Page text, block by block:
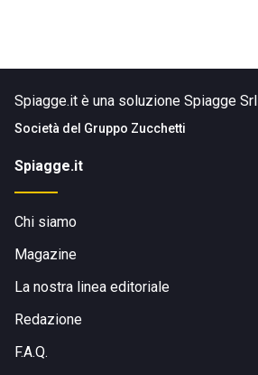
Spiagge.it è una soluzione Spiagge Srl
Società del Gruppo Zucchetti
Spiagge.it
Chi siamo
Magazine
La nostra linea editoriale
Redazione
F.A.Q.